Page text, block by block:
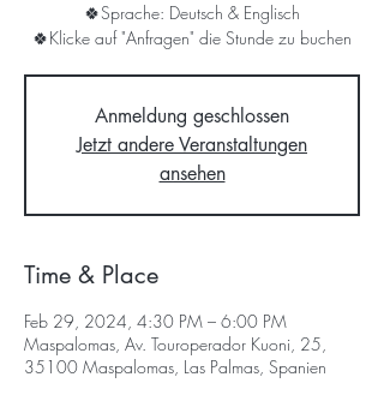
🍀Sprache: Deutsch & Englisch
🍀Klicke auf "Anfragen" die Stunde zu buchen
Anmeldung geschlossen
Jetzt andere Veranstaltungen
ansehen
Time & Place
Feb 29, 2024, 4:30 PM – 6:00 PM
Maspalomas, Av. Touroperador Kuoni, 25,
35100 Maspalomas, Las Palmas, Spanien